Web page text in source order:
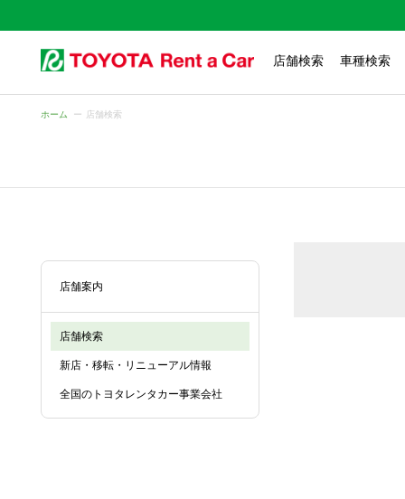
店舗検索 車種検索
ホーム 店舗検索
店舗案内
店舗検索
新店・移転・リニューアル情報
全国のトヨタレンタカー事業会社